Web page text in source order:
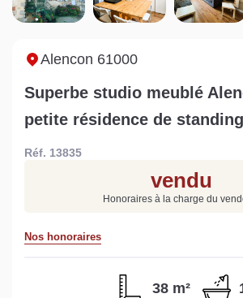
Sarthe pour booster sa
vente
quelles
Estimez votre bien en ligne.
en quelques clics.
Alencon 61000
Superbe studio meublé
petite résidence de
Réf. 13835
vendu
Honoraires à la charge du
Nos honoraires
38 m²